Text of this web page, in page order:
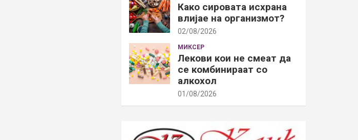
Како сировата исхрана
влијае на организмот?
02/08/2026
МИКСЕР
Лекови кои не смеат да
се комбинираат со
алкохол
01/08/2026